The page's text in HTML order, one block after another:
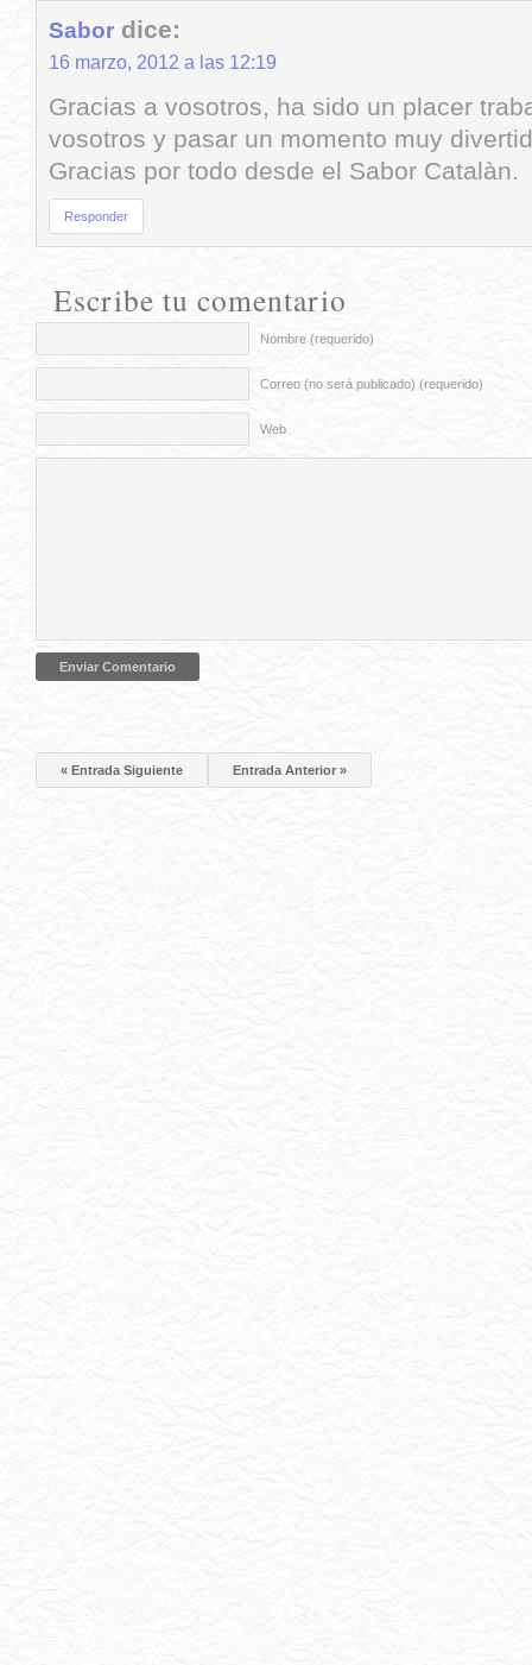
Sabor dice:
16 marzo, 2012 a las 12:19
Gracias a vosotros, ha sido un placer
vosotros y pasar un momento muy
Gracias por todo desde el Sabor Catalàn.
Responder
Escribe tu comentario
Nombre (requerido)
Correo (no será publicado) (requerido)
Web
« Entrada Siguiente Entrada Anterior »